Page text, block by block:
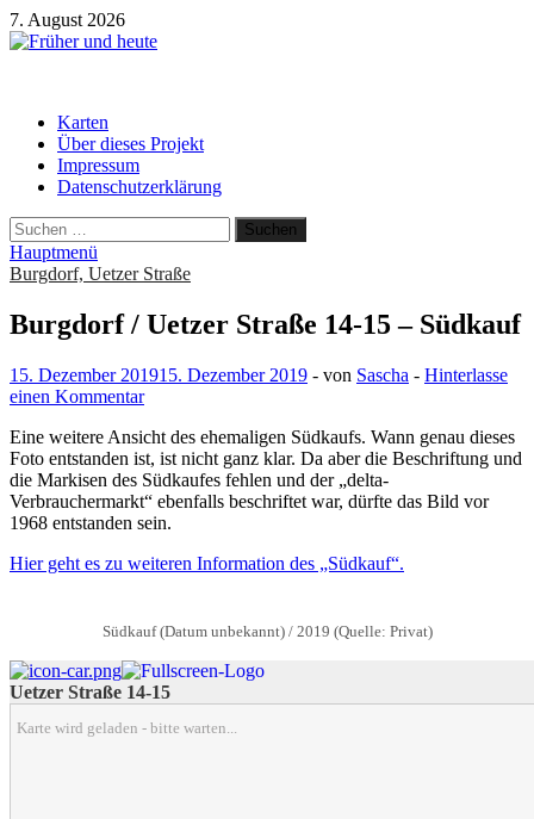
Zum
Inhalt
7. August 2026
Karten
Über dieses Projekt
Impressum
Datenschutzerklärung
Suchen
nach:
Hauptmenü
Burgdorf, Uetzer Straße
Burgdorf / Uetzer Straße 14-15 – Südkauf
15. Dezember 201915. Dezember 2019 - von Sascha - Hinterlasse
einen Kommentar
Eine weitere Ansicht des ehemaligen Südkaufs. Wann genau dieses
Foto entstanden ist, ist nicht ganz klar. Da aber die Beschriftung und
die Markisen des Südkaufes fehlen und der „delta-
Verbrauchermarkt“ ebenfalls beschriftet war, dürfte das Bild vor
1968 entstanden sein.
Hier geht es zu weiteren Information des „Südkauf“.
Südkauf (Datum unbekannt) / 2019 (Quelle: Privat)
Uetzer Straße 14-15
Karte wird geladen - bitte warten...